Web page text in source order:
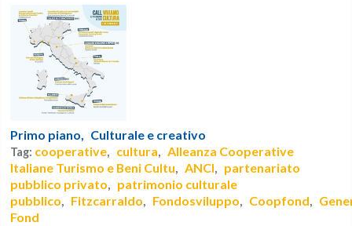
Primo piano, Culturale e creativo
Tag: cooperative, cultura,Alleanza Cooperative
Italiane Turismo e Beni Cultu,ANCI, partenariato
pubblico privato, patrimonio culturale
pubblico, Fitzcarraldo, Fondosviluppo, Coopfond,
Fond